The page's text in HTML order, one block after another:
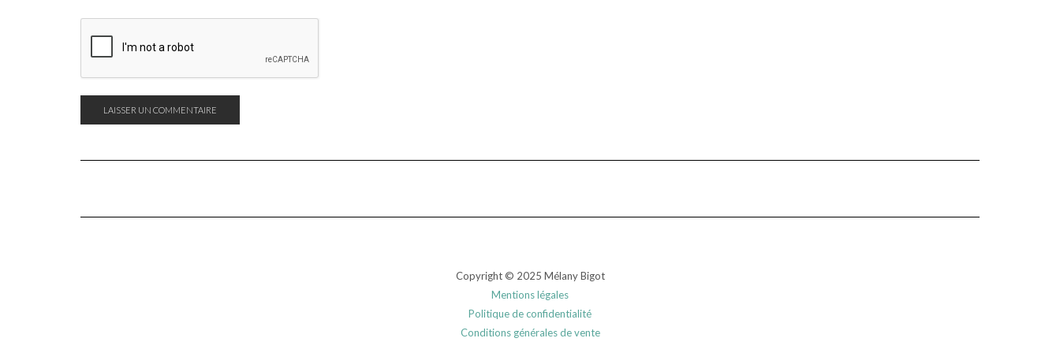
Copyright © 2025 Mélany Bigot
Mentions légales
Politique de confidentialité
Conditions générales de vente